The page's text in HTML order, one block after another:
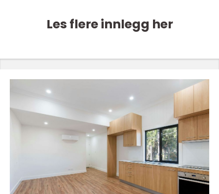
Les flere innlegg her